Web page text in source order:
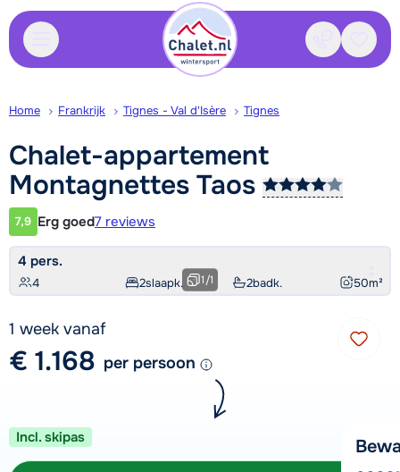
Contact
Home Frankrijk Tignes - Val d'Isère Tignes
Chalet-appartement
Montagnettes Taos
Klantwaardering
7,9 Erg goed7 reviews
4 pers.
4 2slaapk. 2badk. 50m²
1/1
1 week vanaf
€ 1.168 per persoon
Incl. skipas